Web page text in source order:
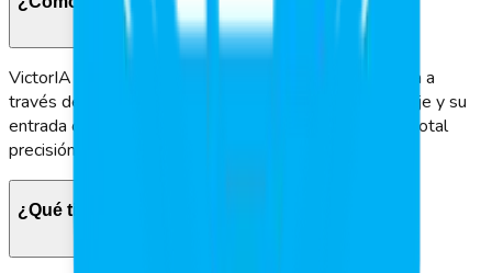
VictorIA permite a los empleados marcar su asistencia a
través de WhatsApp. Solo necesitan enviar un mensaje y su
entrada o salida queda registrada en tiempo real con total
precisión de su ubicación.
¿Qué tipo de reportes ofrece VictorIA?